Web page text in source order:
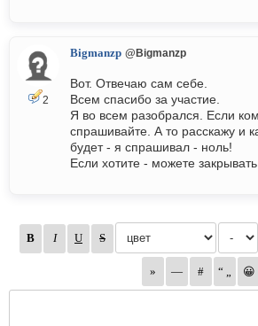
2
Bigmanzp @Bigmanzp
Вот. Отвечаю сам себе.
Всем спасибо за участие.
Я во всем разобрался. Если
спрашивайте. А то расскажу и
будет - я спрашивал - ноль!
Если хотите - можете